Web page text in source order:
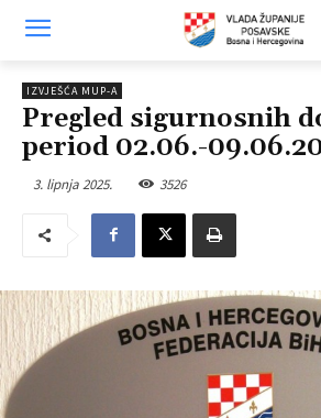
IZVJEŠĆA MUP-A
Pregled sigurnosnih
period 02.06.-
3. lipnja 2025. 3526